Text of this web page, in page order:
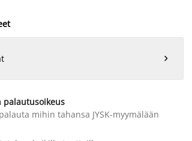

palautusoikeus
mihin tahansa JYSK-myymälään